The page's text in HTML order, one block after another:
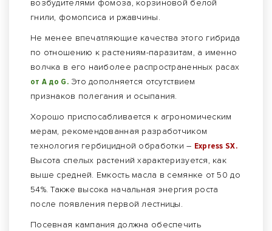
возбудителями фомоза, корзиновой белой
гнили, фомопсиса и ржавчины.
Не менее впечатляющие качества этого гибрида
по отношению к растениям-паразитам, а именно
волчка в его наиболее распространенных расах
от А до G.Это дополняется отсутствием
признаков полегания и осыпания.
Хорошо приспосабливается к агрономическим
мерам, рекомендованная разработчиком
технология гербицидной обработки – Express SX.
Высота спелых растений характеризуется, как
выше средней. Емкость масла в семянке от 50 до
54%. Также высока начальная энергия роста
после появления первой лестницы.
Посевная кампания должна обеспечить